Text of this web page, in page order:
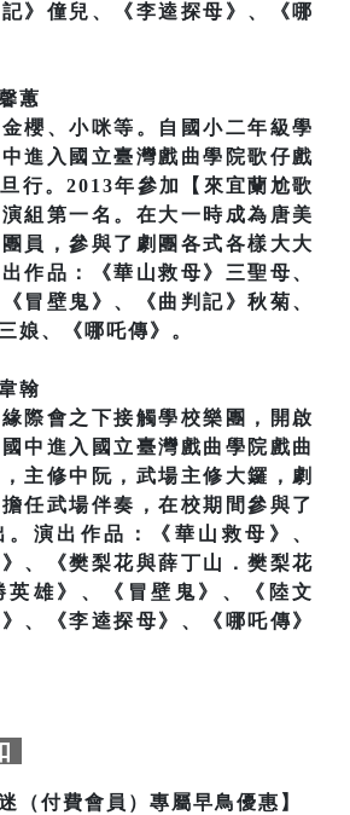
》僮兒、《李逵探母》、《哪
蕙
櫻、小咪等。自國小二年級學
進入國立臺灣戲曲學院歌仔戲
行。2013年參加【來宜蘭尬歌
組第一名。在大一時成為唐美
員，參與了劇團各式各樣大大
作品：《華山救母》三聖母、
冒壁鬼》、《曲判記》秋菊、
娘、《哪吒傳》。
翰
際會之下接觸學校樂團，開啟
中進入國立臺灣戲曲學院戲曲
主修中阮，武場主修大鑼，劇
任武場伴奏，在校期間參與了
演出作品：《華山救母》、
》、《樊梨花與薛丁山．樊梨花
英雄》、《冒壁鬼》、《陸文
、《李逵探母》、《哪吒傳》
（付費會員）專屬早鳥優惠】